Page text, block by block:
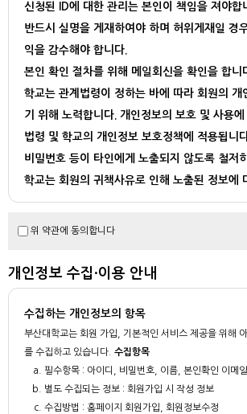
신청된 ID에 대한 관리는 본인이 책임을 져야합
반드시 실명을 게재하여야 하며 허위게재일 경
익을 감수해야 합니다.
본인 확인 절차를 위해 메일회신을 확인을 합니
학교는 관계법령이 정하는 바에 따라 회원의 개
기 위해 노력합니다. 개인정보의 보호 및 사용
법령 및 학교의 개인정보 보호정책에 적용됩니
비밀번호 등이 타인에게 노출되지 않도록 철저
학교는 회원의 귀책사유로 인해 노출된 정보에
지 않습니다.
학교는 다음과 같은 경우에 법이 허용하는 범위
- 수사기관이나 기타 정부기관으로부터 정보제공을 요청
- 기타 법률에 의해 요규되는 경우
위 약관에 동의합니다
개인정보 수집·이용 안내
수집하는 개인정보의 항목
부산대학교는 회원 가입, 기본적인 서비스 제공을 위해
를 수집하고 있습니다. 수집항목
필수항목 : 아이디, 비밀번호, 이름, 본인확인 이메
별도 수집되는 정보 : 회원가입 시 작성 정보
수집방법 : 홈페이지 회원가입, 회원정보수정